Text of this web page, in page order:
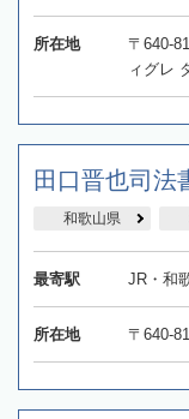
所在地
〒640-
ィグレ
田口晋也司法
和歌山県
最寄駅 JR・和
所在地 〒640-